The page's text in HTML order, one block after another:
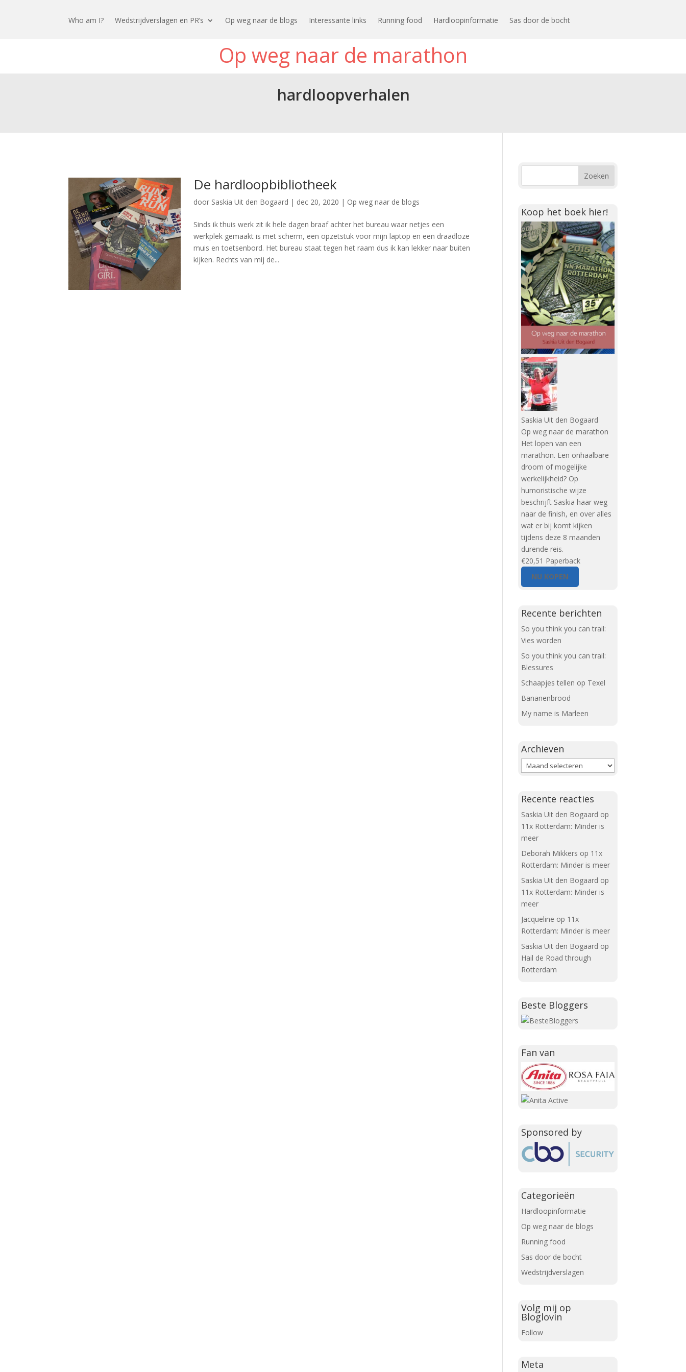
Who am I? Wedstrijdverslagen en PR’s Op weg naar de blogs Interessante links Running food Hardloopinformatie Sas door de bocht
Op weg naar de marathon
hardloopverhalen
De hardloopbibliotheek
door Saskia Uit den Bogaard | dec 20, 2020 | Op weg naar de blogs
Sinds ik thuis werk zit ik hele dagen braaf achter het bureau waar netjes een
werkplek gemaakt is met scherm, een opzetstuk voor mijn laptop en een draadloze
muis en toetsenbord. Het bureau staat tegen het raam dus ik kan lekker naar buiten
kijken. Rechts van mij de...
Koop het boek hier!
Saskia Uit den Bogaard
Op weg naar de marathon
Het lopen van een
marathon. Een onhaalbare
droom of mogelijke
werkelijkheid? Op
humoristische wijze
beschrijft Saskia haar weg
naar de finish, en over alles
wat er bij komt kijken
tijdens deze 8 maanden
durende reis.
€20,51 Paperback
NU KOPEN
Recente berichten
So you think you can trail:
Vies worden
So you think you can trail:
Blessures
Schaapjes tellen op Texel
Bananenbrood
My name is Marleen
Archieven
Archieven
Recente reacties
Saskia Uit den Bogaard op
11x Rotterdam: Minder is
meer
Deborah Mikkers op 11x
Rotterdam: Minder is meer
Saskia Uit den Bogaard op
11x Rotterdam: Minder is
meer
Jacqueline op 11x
Rotterdam: Minder is meer
Saskia Uit den Bogaard op
Hail de Road through
Rotterdam
Beste Bloggers
Fan van
Sponsored by
Categorieën
Hardloopinformatie
Op weg naar de blogs
Running food
Sas door de bocht
Wedstrijdverslagen
Volg mij op
Bloglovin
Follow
Meta